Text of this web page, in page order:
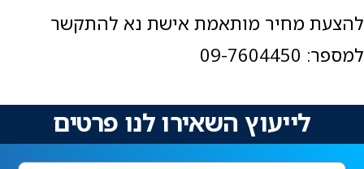
להצעת מחיר מותאמת אישת נא להתקשר
למספר: 09-7604450
לייעוץ השאירו לנו פרטים